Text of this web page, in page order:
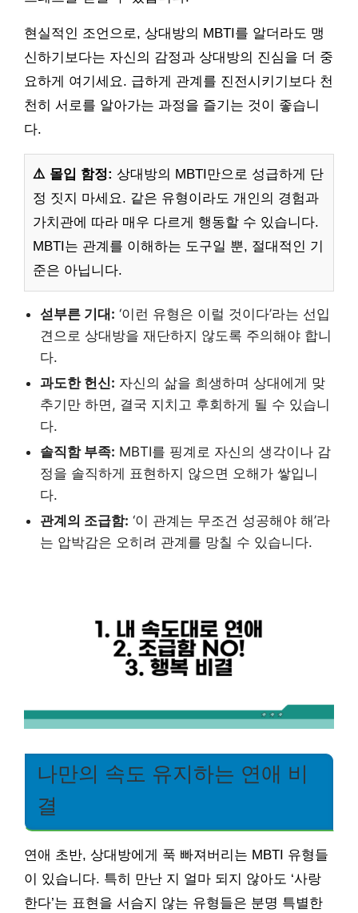
현실적인 조언으로, 상대방의 MBTI를 알더라도 맹
신하기보다는 자신의 감정과 상대방의 진심을 더 중
요하게 여기세요. 급하게 관계를 진전시키기보다 천
천히 서로를 알아가는 과정을 즐기는 것이 좋습니
다.
⚠️ 몰입 함정: 상대방의 MBTI만으로 성급하게 단
정 짓지 마세요. 같은 유형이라도 개인의 경험과
가치관에 따라 매우 다르게 행동할 수 있습니다.
MBTI는 관계를 이해하는 도구일 뿐, 절대적인 기
준은 아닙니다.
섣부른 기대: ‘이런 유형은 이럴 것이다’라는 선입
견으로 상대방을 재단하지 않도록 주의해야 합니
다.
과도한 헌신: 자신의 삶을 희생하며 상대에게 맞
추기만 하면, 결국 지치고 후회하게 될 수 있습니
다.
솔직함 부족: MBTI를 핑계로 자신의 생각이나 감
정을 솔직하게 표현하지 않으면 오해가 쌓입니
다.
관계의 조급함: ‘이 관계는 무조건 성공해야 해’라
는 압박감은 오히려 관계를 망칠 수 있습니다.
나만의 속도 유지하는 연애 비
결
연애 초반, 상대방에게 푹 빠져버리는 MBTI 유형들
이 있습니다. 특히 만난 지 얼마 되지 않아도 ‘사랑
한다’는 표현을 서슴지 않는 유형들은 분명 특별한